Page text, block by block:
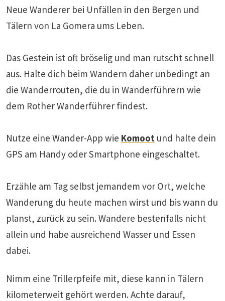
Neue Wanderer bei Unfällen in den Bergen und
Tälern von La Gomera ums Leben.
Das Gestein ist oft bröselig und man rutscht schnell
aus. Halte dich beim Wandern daher unbedingt an
die Wanderrouten, die du in Wanderführern wie
dem Rother Wanderführer findest.
Nutze eine Wander-App wie Komoot und halte dein
GPS am Handy oder Smartphone eingeschaltet.
Erzähle am Tag selbst jemandem vor Ort, welche
Wanderung du heute machen wirst und bis wann du
planst, zurück zu sein. Wandere bestenfalls nicht
allein und habe ausreichend Wasser und Essen
dabei.
Nimm eine Trillerpfeife mit, diese kann in Tälern
kilometerweit gehört werden. Achte darauf,